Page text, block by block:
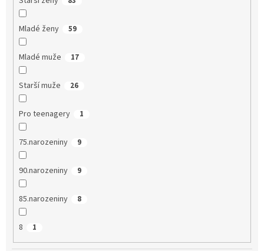
Mladé ženy 59
Mladé muže 17
Starší muže 26
Pro teenagery 1
75.narozeniny 9
90.narozeniny 9
85.narozeniny 8
8 1